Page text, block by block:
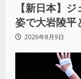
【新日本】
姿で大岩陵平
れてたもの思
2026年8月9日